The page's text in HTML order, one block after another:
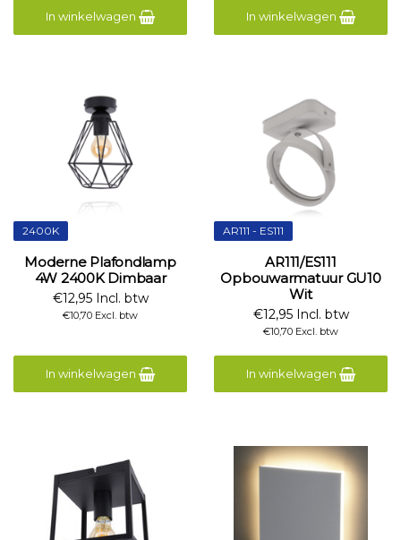
In winkelwagen In winkelwagen
2400K
Moderne Plafondlamp
4W 2400K Dimbaar
€12,95 Incl. btw
€10,70 Excl. btw
In winkelwagen
AR111 - ES111
AR111/ES111
Opbouwarmatuur GU10
Wit
€12,95 Incl. btw
€10,70 Excl. btw
In winkelwagen